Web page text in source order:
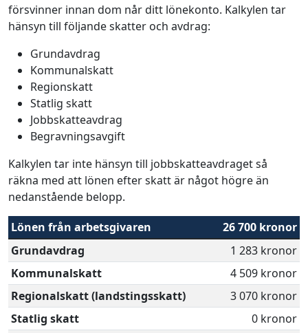
försvinner innan dom når ditt lönekonto. Kalkylen tar
hänsyn till följande skatter och avdrag:
Grundavdrag
Kommunalskatt
Regionskatt
Statlig skatt
Jobbskatteavdrag
Begravningsavgift
Kalkylen tar inte hänsyn till jobbskatteavdraget så
räkna med att lönen efter skatt är något högre än
nedanstående belopp.
Lönen från arbetsgivaren
26 700 kronor
Grundavdrag
1 283 kronor
Kommunalskatt
4 509 kronor
Regionalskatt (landstingsskatt)
3 070 kronor
Statlig skatt
0 kronor